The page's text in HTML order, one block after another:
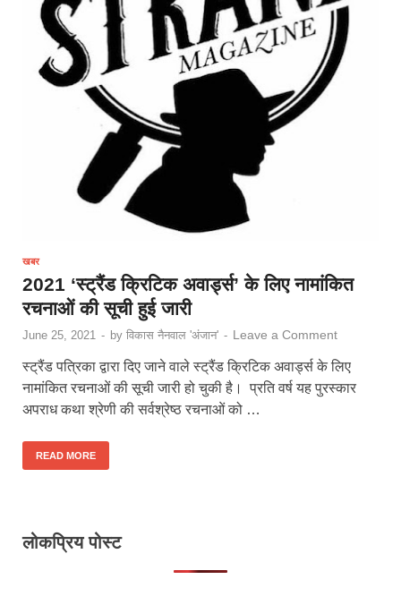
खबर
2021 ‘स्ट्रैंड क्रिटिक अवार्ड्स’ के लिए नामांकित
रचनाओं की सूची हुई जारी
June 25, 2021 - by विकास नैनवाल 'अंजान' - Leave a Comment
स्ट्रैंड पत्रिका द्वारा दिए जाने वाले स्ट्रैंड क्रिटिक अवार्ड्स के लिए
नामांकित रचनाओं की सूची जारी हो चुकी है। प्रति वर्ष यह पुरस्कार
अपराध कथा श्रेणी की सर्वश्रेष्ठ रचनाओं को …
READ MORE
लोकप्रिय पोस्ट